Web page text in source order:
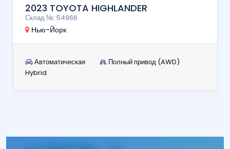
2023 TOYOTA HIGHLANDER
Склад №: 54966
Нью-Йорк
Автоматическая
Полный привод (AWD)
Hybrid